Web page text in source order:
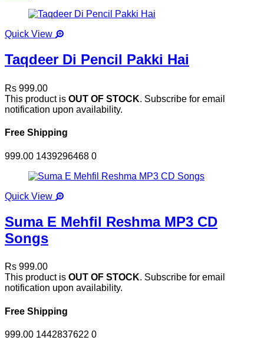
Quick View
Taqdeer Di Pencil Pakki Hai
Rs 999.00
This product is OUT OF STOCK. Subscribe for email
notification upon availability.
Free Shipping
999.00 1439296468 0
Quick View
Suma E Mehfil Reshma MP3 CD
Songs
Rs 999.00
This product is OUT OF STOCK. Subscribe for email
notification upon availability.
Free Shipping
999.00 1442837622 0